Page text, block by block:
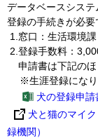
データベースシステ
登録の手続きが必要
1.窓口：生活環境課
2.登録手数料：
申請書は下記のほ
※生涯登録になり
犬の登録申請
犬と猫のマイ
録機関）